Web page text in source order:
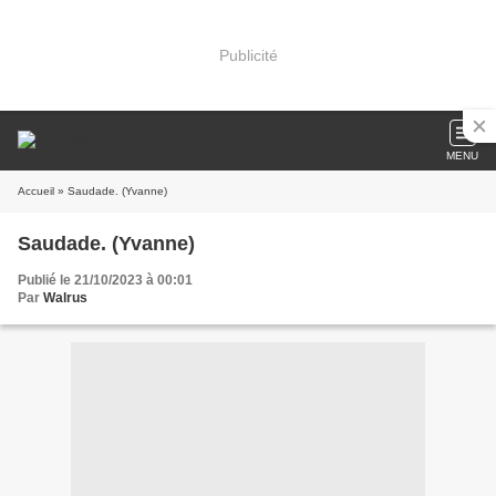
Publicité
MENU
Accueil » Saudade. (Yvanne)
Saudade. (Yvanne)
Publié le 21/10/2023 à 00:01
Par Walrus